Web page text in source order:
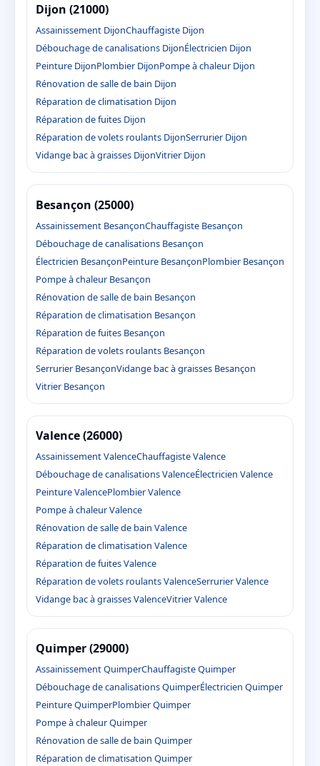
Dijon (21000)
Assainissement DijonChauffagiste Dijon
Débouchage de canalisations DijonÉlectricien Dijon
Peinture DijonPlombier DijonPompe à chaleur Dijon
Rénovation de salle de bain Dijon
Réparation de climatisation Dijon
Réparation de fuites Dijon
Réparation de volets roulants DijonSerrurier Dijon
Vidange bac à graisses DijonVitrier Dijon
Besançon (25000)
Assainissement BesançonChauffagiste Besançon
Débouchage de canalisations Besançon
Électricien BesançonPeinture BesançonPlombier Besançon
Pompe à chaleur Besançon
Rénovation de salle de bain Besançon
Réparation de climatisation Besançon
Réparation de fuites Besançon
Réparation de volets roulants Besançon
Serrurier BesançonVidange bac à graisses Besançon
Vitrier Besançon
Valence (26000)
Assainissement ValenceChauffagiste Valence
Débouchage de canalisations ValenceÉlectricien Valence
Peinture ValencePlombier Valence
Pompe à chaleur Valence
Rénovation de salle de bain Valence
Réparation de climatisation Valence
Réparation de fuites Valence
Réparation de volets roulants ValenceSerrurier Valence
Vidange bac à graisses ValenceVitrier Valence
Quimper (29000)
Assainissement QuimperChauffagiste Quimper
Débouchage de canalisations QuimperÉlectricien Quimper
Peinture QuimperPlombier Quimper
Pompe à chaleur Quimper
Rénovation de salle de bain Quimper
Réparation de climatisation Quimper